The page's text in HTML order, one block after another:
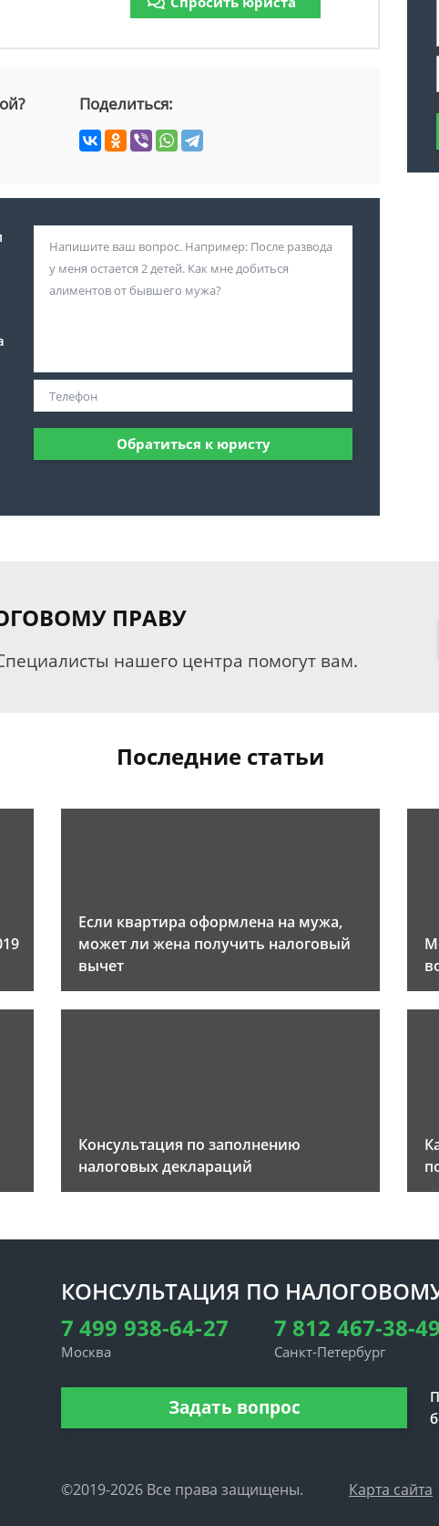
Поделиться:
Обратиться к юристу
ПРАВУ
нашего центра помогут вам.
Последние статьи
Если квартира оформлена на мужа,
может ли жена получить налоговый
вычет
Консультация по заполнению
налоговых деклараций
КОНСУЛЬТАЦИЯ ПО
7 499 938-64-27
Москва
7 812 467-38-49
Санкт-Петербург
Задать вопрос
©2019-2026 Все права защищены. Карта сайта